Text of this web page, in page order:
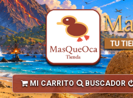
MI CARRITO BUSCADOR